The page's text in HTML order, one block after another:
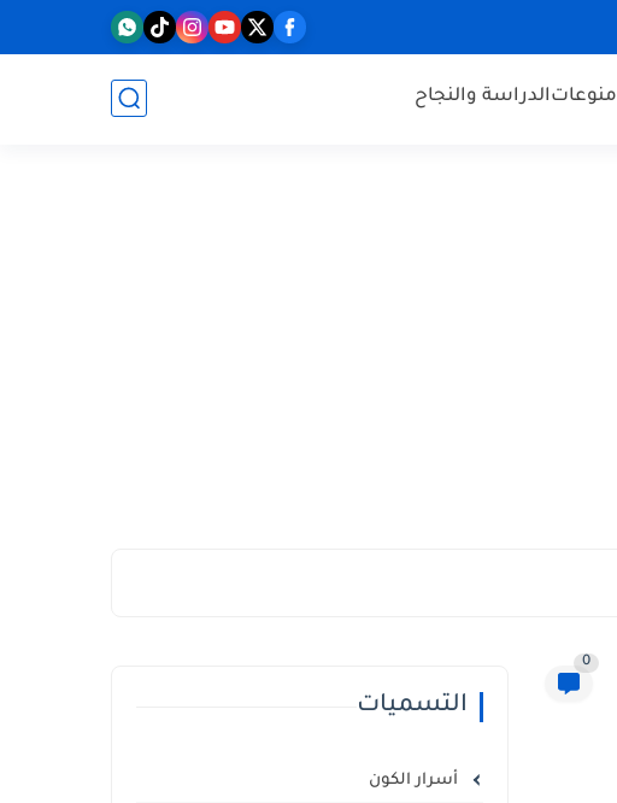
منوعاتالدراسة والنجاح
0
التسميات
أسرار الكون